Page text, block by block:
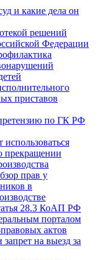
и какие дела он
решений
Федерации
приставов
по ГК РФ
прекращении
прав у
в
28.3 КоАП РФ
порталом
актов
на выезд за